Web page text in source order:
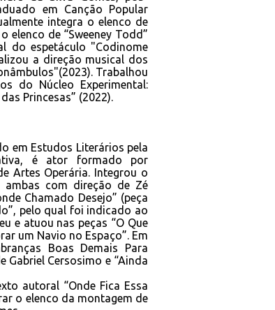
em Canção Popular
integra o elenco de
elenco de “Sweeney Todd”
do espetáculo "Codinome
a direção musical dos
Trabalhou
do Núcleo Experimental:
Princesas” (2022).
em Estudos Literários pela
é ator formado por
Artes Operária. Integrou o
ambas com direção de Zé
Chamado Desejo” (peça
pelo qual foi indicado ao
e atuou nas peças “O Que
um Navio no Espaço”. Em
Boas Demais Para
Gabriel Cersosimo e “Ainda
autoral “Onde Fica Essa
o elenco da montagem de